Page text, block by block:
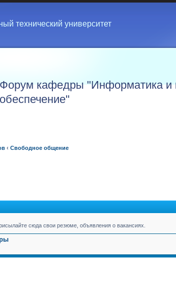
технический университет
Форум кафедры "Информатика и
обеспечение"
‹ Свободное общение
сюда свои резюме, объявления о вакансиях.